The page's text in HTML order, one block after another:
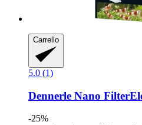
Carrello
5.0 (1)
Dennerle Nano
-25%